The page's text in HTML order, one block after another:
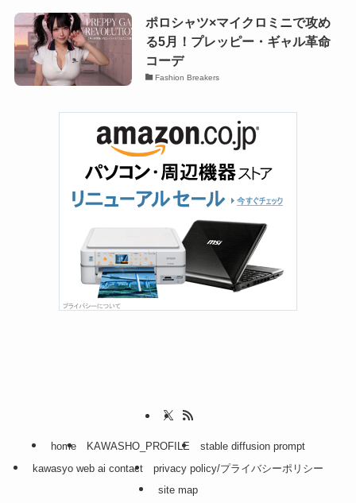
ポロシャツ×マイクロミニで攻め
る5月！プレッピー・ギャル革命
コーデ
Fashion Breakers
home KAWASHO_PROFILE
stable diffusion prompt
kawasyo web ai contact
privacy policy/プライバシーポリシー
site map